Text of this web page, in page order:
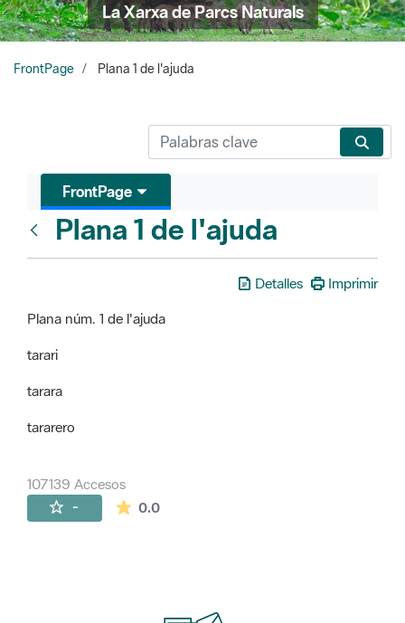
La Xarxa de Parcs Naturals
FrontPage Plana 1 de l'ajuda
FrontPage
Plana 1 de l'ajuda
Detalles
Imprimir
Plana núm. 1 de l'ajuda
tarari
tarara
tararero
107139 Accesos
- 0.0La valoración media es de 0 estrellas de